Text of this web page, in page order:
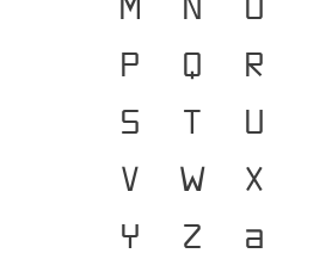
P
Q
R
S
T
U
V
W
X
Y
Z
a